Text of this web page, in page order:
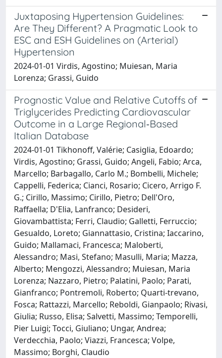
Juxtaposing Hypertension Guidelines:
Are They Different? A Pragmatic Look to
ESC and ESH Guidelines on (Arterial)
Hypertension
2024-01-01 Virdis, Agostino; Muiesan, Maria
Lorenza; Grassi, Guido
Prognostic Value and Relative Cutoffs of
Triglycerides Predicting Cardiovascular
Outcome in a Large Regional‐Based
Italian Database
2024-01-01 Tikhonoff, Valérie; Casiglia, Edoardo;
Virdis, Agostino; Grassi, Guido; Angeli, Fabio; Arca,
Marcello; Barbagallo, Carlo M.; Bombelli, Michele;
Cappelli, Federica; Cianci, Rosario; Cicero, Arrigo F.
G.; Cirillo, Massimo; Cirillo, Pietro; Dell'Oro,
Raffaella; D'Elia, Lanfranco; Desideri,
Giovambattista; Ferri, Claudio; Galletti, Ferruccio;
Gesualdo, Loreto; Giannattasio, Cristina; Iaccarino,
Guido; Mallamaci, Francesca; Maloberti,
Alessandro; Masi, Stefano; Masulli, Maria; Mazza,
Alberto; Mengozzi, Alessandro; Muiesan, Maria
Lorenza; Nazzaro, Pietro; Palatini, Paolo; Parati,
Gianfranco; Pontremoli, Roberto; Quarti‐trevano,
Fosca; Rattazzi, Marcello; Reboldi, Gianpaolo; Rivasi,
Giulia; Russo, Elisa; Salvetti, Massimo; Temporelli,
Pier Luigi; Tocci, Giuliano; Ungar, Andrea;
Verdecchia, Paolo; Viazzi, Francesca; Volpe,
Massimo; Borghi, Claudio